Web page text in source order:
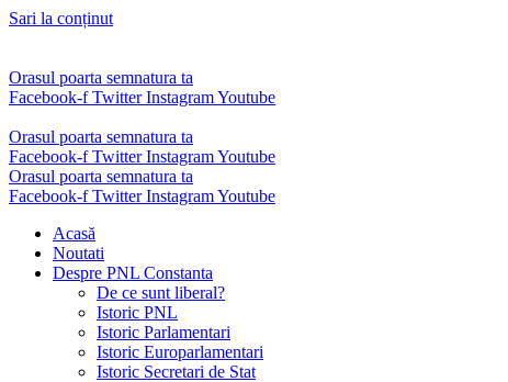
Sari la conținut
Orasul poarta semnatura ta
Facebook-f Twitter InstagramYoutube
Orasul poarta semnatura ta
Facebook-f Twitter InstagramYoutube
Orasul poarta semnatura ta
Facebook-f Twitter InstagramYoutube
Acasă
Noutati
Despre PNL Constanta
De ce sunt liberal?
Istoric PNL
Istoric Parlamentari
Istoric Europarlamentari
Istoric Secretari de Stat